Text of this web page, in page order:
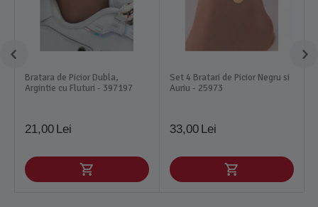
Bratara de Picior Dubla,
Argintie cu Fluturi - 397197
21,00 Lei
Set 4 Bratari de Picior Negru si
Auriu - 25973
33,00 Lei